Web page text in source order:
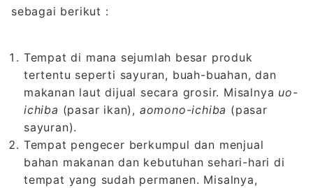
sebagai berikut :
Tempat di mana sejumlah besar produk
tertentu seperti sayuran, buah-buahan, dan
makanan laut dijual secara grosir. Misalnya uo-
ichiba (pasar ikan), aomono-ichiba (pasar
sayuran).
Tempat pengecer berkumpul dan menjual
bahan makanan dan kebutuhan sehari-hari di
tempat yang sudah permanen. Misalnya,